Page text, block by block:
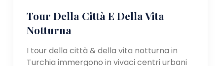
Tour Della Città E Della Vita
Notturna
I tour della città & della vita notturna in
Turchia immergono in vivaci centri urbani